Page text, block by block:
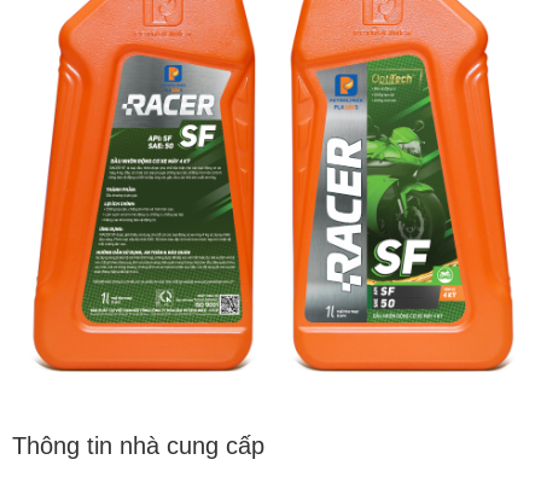
Thông tin nhà cung cấp